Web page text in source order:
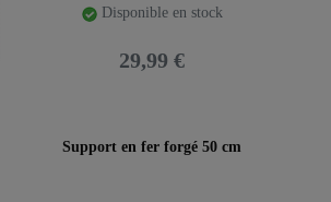
Disponible en stock
29,99 €
Support en fer forgé 50 cm